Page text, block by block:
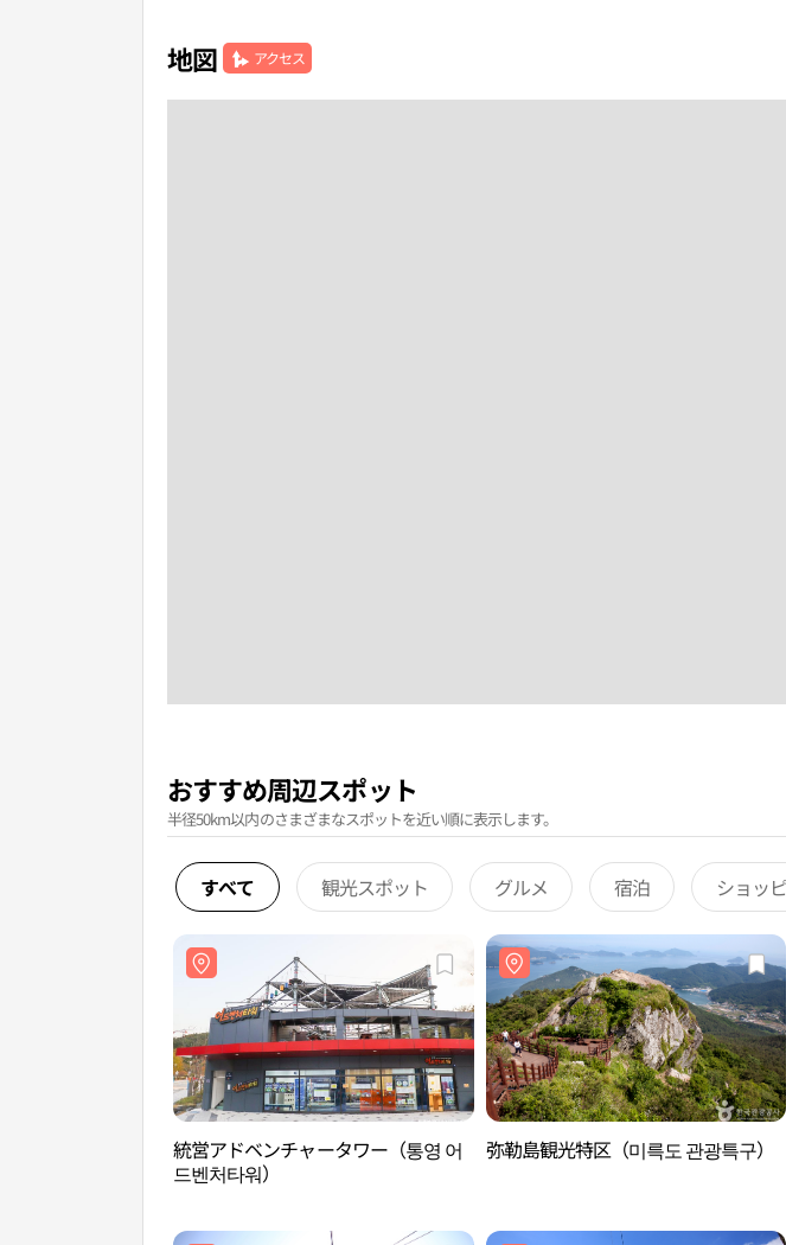
地図 アクセス
おすすめ周辺スポット
半径50km以内のさまざまなスポットを近い順に表示します。
すべて 観光スポット グルメ 宿泊 ショッ
統営アドベンチャータワー（통영 어
드벤처타워）
弥勒島観光特区（미륵도 관광특구）